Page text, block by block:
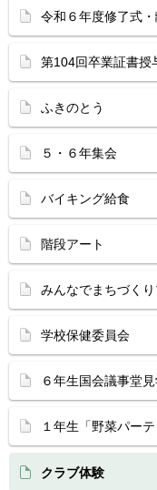
令和６年度修了式
第104回卒業証書授
ふきのとう
５・６年集会
バイキング給食
階段アート
みんなでまちづく
学校保健委員会
６年生国会議事堂
１年生「野菜パー
クラブ体験